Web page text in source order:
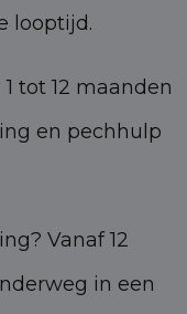
looptijd.
tot 12 maanden
en pechhulp
Vanaf 12
in een